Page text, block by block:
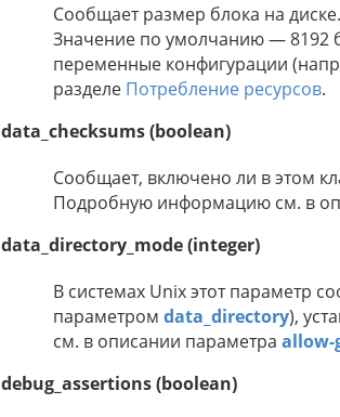
Сообщает размер блока на
Значение по умолчанию — 8192
переменные конфигурации
разделе Потребление ресурсов.
data_checksums (boolean)
Сообщает, включено ли в этом
Подробную информацию см. в
data_directory_mode (integer)
В системах Unix этот параметр
параметром data_directory),
см. в описании параметра allow-
debug_assertions (boolean)